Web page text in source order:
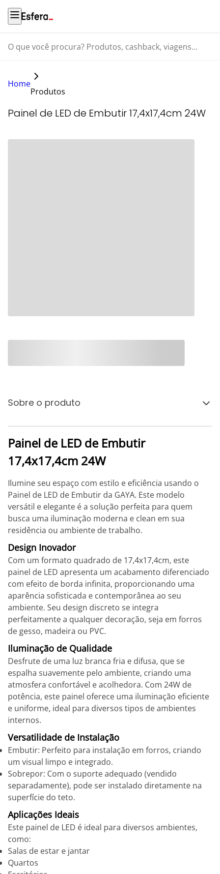
O que você procura? Produtos, cashback, viagens...
Home
Produtos
Painel de LED de Embutir 17,4x17,4cm 24W
Sobre o produto
Painel de LED de Embutir
17,4x17,4cm 24W
Ilumine seu espaço com estilo e eficiência usando o
Painel de LED de Embutir da GAYA. Este modelo
versátil e elegante é a solução perfeita para quem
busca uma iluminação moderna e clean em sua
residência ou ambiente de trabalho.
Design Inovador
Com um formato quadrado de 17,4x17,4cm, este
painel de LED apresenta um acabamento diferenciado
com efeito de borda infinita, proporcionando uma
aparência sofisticada e contemporânea ao seu
ambiente. Seu design discreto se integra
perfeitamente a qualquer decoração, seja em forros
de gesso, madeira ou PVC.
Iluminação de Qualidade
Desfrute de uma luz branca fria e difusa, que se
espalha suavemente pelo ambiente, criando uma
atmosfera confortável e acolhedora. Com 24W de
potência, este painel oferece uma iluminação eficiente
e uniforme, ideal para diversos tipos de ambientes
internos.
Versatilidade de Instalação
Embutir: Perfeito para instalação em forros, criando
um visual limpo e integrado.
Sobrepor: Com o suporte adequado (vendido
separadamente), pode ser instalado diretamente na
superfície do teto.
Aplicações Ideais
Este painel de LED é ideal para diversos ambientes,
como:
Salas de estar e jantar
Quartos